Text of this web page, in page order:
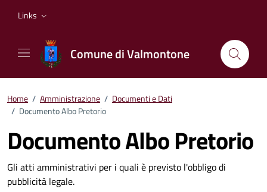
Links
Comune di Valmontone
Home / Amministrazione / Documenti e Dati
/ Documento Albo Pretorio
Documento Albo Pretorio
Gli atti amministrativi per i quali è previsto l'obbligo di
pubblicità legale.